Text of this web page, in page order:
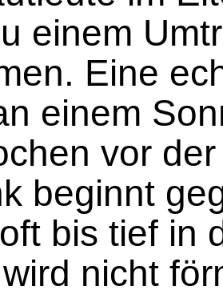
einem
Eine
einem
vor
beginnt
bis tief in
nicht